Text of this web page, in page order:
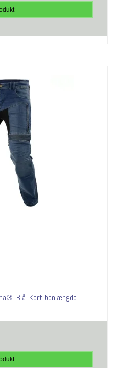
Blå. Kort benlængde